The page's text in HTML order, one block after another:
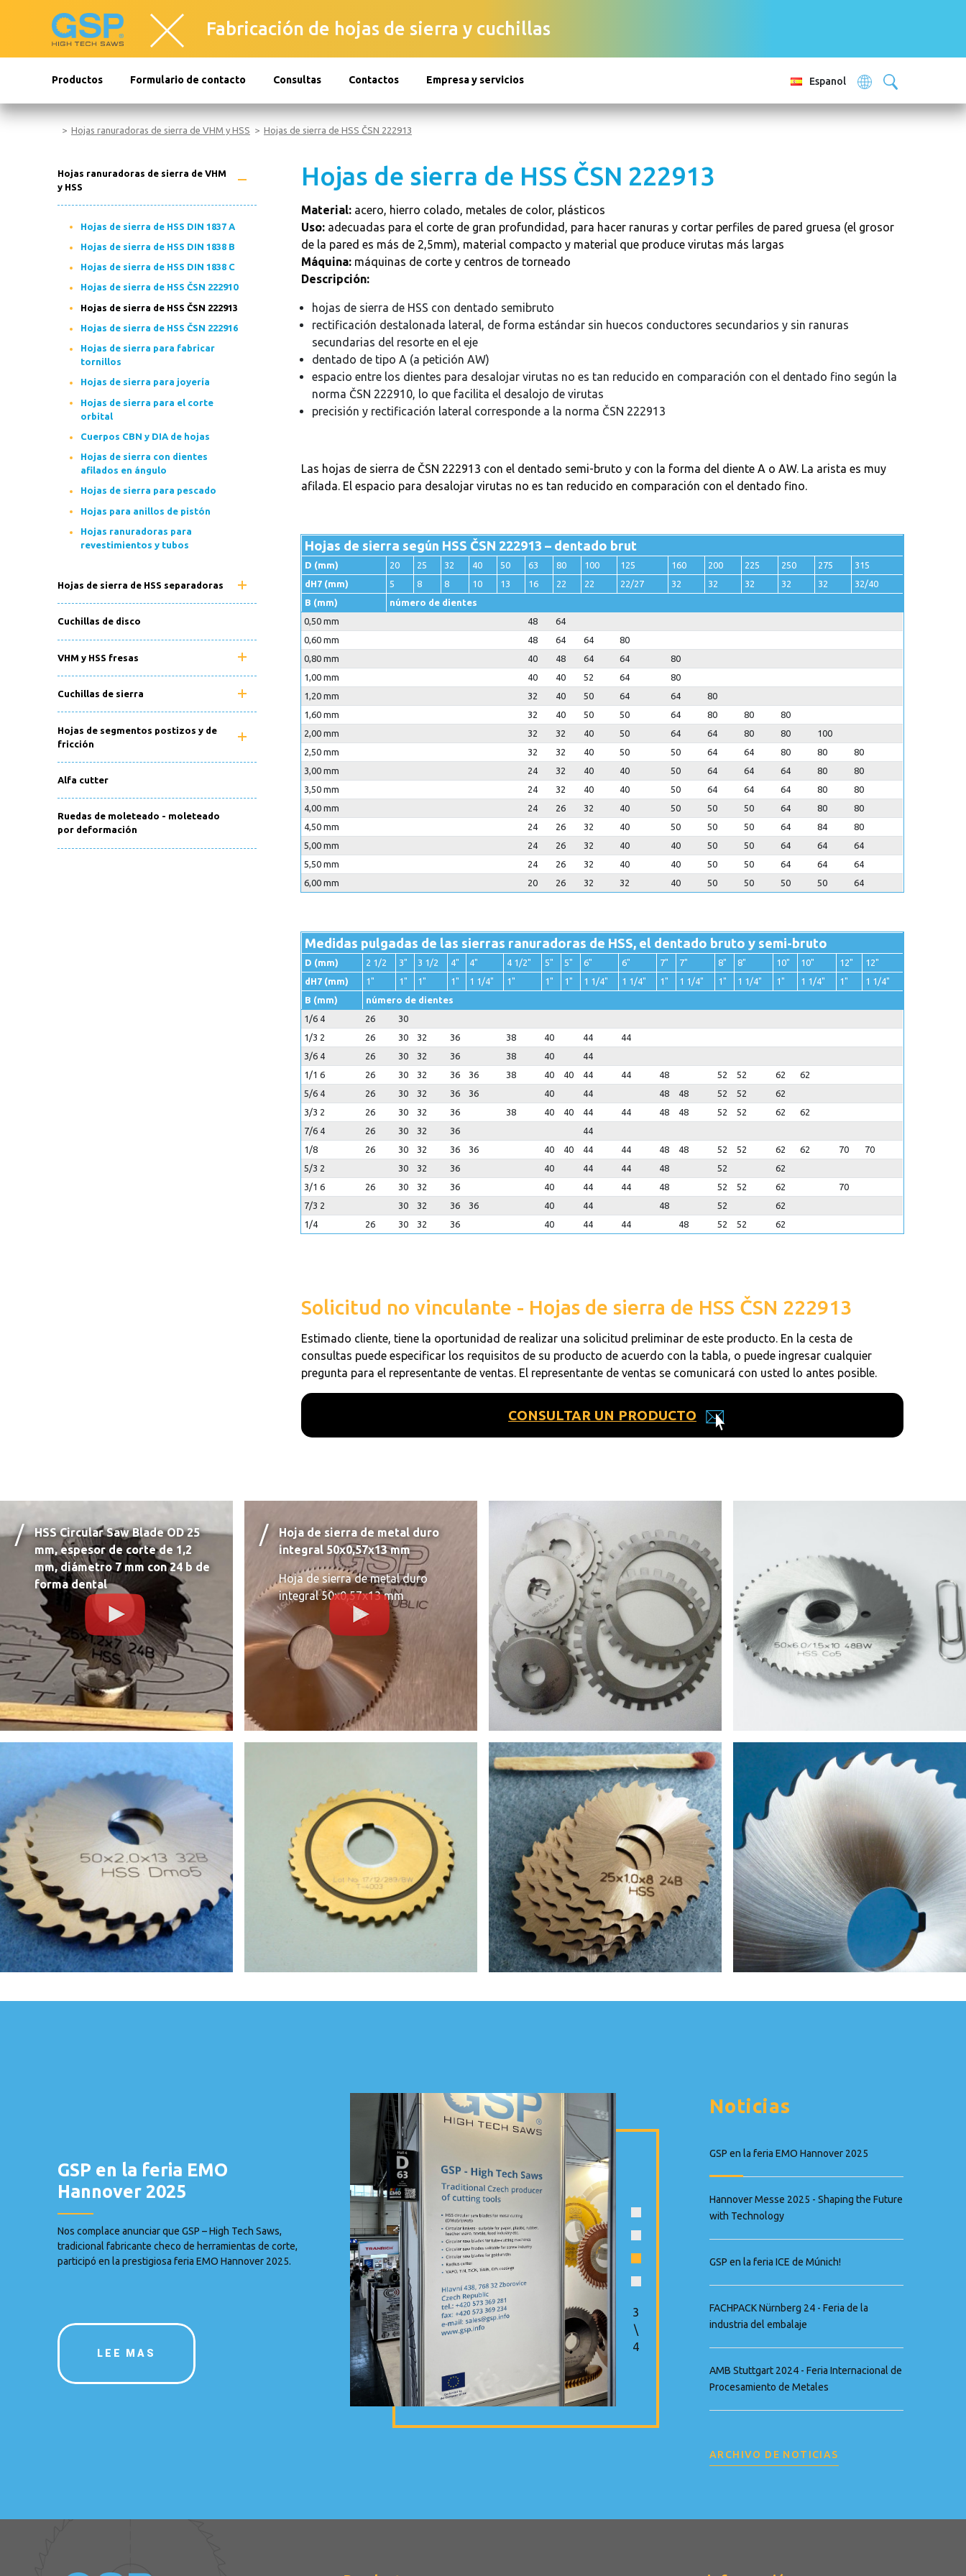
Fabricación de hojas de sierra y cuchillas
Productos Formulario de contacto Consultas Contactos Empresa y servicios Espanol
Hojas ranuradoras de sierra de VHM y HSS Hojas de sierra de HSS ČSN 222913
Hojas ranuradoras de sierra de VHM
y HSS
Hojas de sierra de HSS DIN 1837 A
Hojas de sierra de HSS DIN 1838 B
Hojas de sierra de HSS DIN 1838 C
Hojas de sierra de HSS ČSN 222910
Hojas de sierra de HSS ČSN 222913
Hojas de sierra de HSS ČSN 222916
Hojas de sierra para fabricar
tornillos
Hojas de sierra para joyería
Hojas de sierra para el corte
orbital
Cuerpos CBN y DIA de hojas
Hojas de sierra con dientes
afilados en ángulo
Hojas de sierra para pescado
Hojas para anillos de pistón
Hojas ranuradoras para
revestimientos y tubos
Hojas de sierra de HSS separadoras
Cuchillas de disco
VHM y HSS fresas
Cuchillas de sierra
Hojas de segmentos postizos y de
fricción
Alfa cutter
Ruedas de moleteado - moleteado
por deformación
Hojas de sierra de HSS ČSN 222913
Material: acero, hierro colado, metales de color, plásticos
Uso: adecuadas para el corte de gran profundidad, para hacer ranuras y cortar perfiles de pared gruesa (el grosor
de la pared es más de 2,5mm), material compacto y material que produce virutas más largas
Máquina: máquinas de corte y centros de torneado
Descripción:
hojas de sierra de HSS con dentado semibruto
rectificación destalonada lateral, de forma estándar sin huecos conductores secundarios y sin ranuras
secundarias del resorte en el eje
dentado de tipo A (a petición AW)
espacio entre los dientes para desalojar virutas no es tan reducido en comparación con el dentado fino según la
norma ČSN 222910, lo que facilita el desalojo de virutas
precisión y rectificación lateral corresponde a la norma ČSN 222913
Las hojas de sierra de ČSN 222913 con el dentado semi-bruto y con la forma del diente A o AW. La arista es muy
afilada. El espacio para desalojar virutas no es tan reducido en comparación con el dentado fino.
Hojas de sierra según HSS ČSN 222913 – dentado brut
D (mm) 20 25 32 40 50 63 80 100 125 160 200 225 250 275
315
dH7 (mm)
5 8 8 10 13 16 22 22 22/27 32 32 32 32 32
32/40
B (mm)
número de dientes
0,50 mm
48
64
0,60 mm
48 64 64
80
0,80 mm
40 48 64 64
80
1,00 mm
40 40 52 64
80
1,20 mm
32 40 50 64 64
80
1,60 mm
32 40 50 50 64 80 80
80
2,00 mm
32 32 40 50 64 64 80 80
100
2,50 mm
32 32 40 50 50 64 64 80 80
80
3,00 mm
24 32 40 40 50 64 64 64 80
80
3,50 mm
24 32 40 40 50 64 64 64 80
80
4,00 mm
24 26 32 40 50 50 50 64 80
80
4,50 mm
24 26 32 40 50 50 50 64 84
80
5,00 mm
24 26 32 40 40 50 50 64 64
64
5,50 mm
24 26 32 40 40 50 50 64 64
64
6,00 mm
20 26 32 32 40 50 50 50 50 64
Medidas pulgadas de las sierras ranuradoras de HSS, el dentado bruto y semi-bruto
D (mm) 2 1/2 3" 3 1/2 4" 4" 4 1/2" 5" 5" 6" 6" 7" 7" 8" 8" 10" 10" 12"
12"
dH7 (mm)
1" 1" 1" 1" 1 1/4" 1" 1" 1" 1 1/4" 1 1/4" 1" 1 1/4" 1" 1 1/4" 1" 1 1/4" 1"
1 1/4"
B (mm)
número de dientes
1/6 4
26
30
1/3 2
26 30 32 36 38 40 44
44
3/6 4
26 30 32 36 38 40
44
1/1 6
26 30 32 36 36 38 40 40 44 44 48 52 52 62
62
5/6 4
26 30 32 36 36 40 44 48 48 52 52
62
3/3 2
26 30 32 36 38 40 40 44 44 48 48 52 52 62
62
7/6 4
26 30 32 36
44
1/8
26 30 32 36 36 40 40 44 44 48 48 52 52 62 62 70
70
5/3 2
30 32 36 40 44 44 48 52
62
3/1 6
26 30 32 36 40 44 44 48 52 52 62
70
7/3 2
30 32 36 36 40 44 48 52
62
1/4
26 30 32 36 40 44 44 48 52 52 62
Solicitud no vinculante - Hojas de sierra de HSS ČSN 222913
Estimado cliente, tiene la oportunidad de realizar una solicitud preliminar de este producto. En la cesta de
consultas puede especificar los requisitos de su producto de acuerdo con la tabla, o puede ingresar cualquier
pregunta para el representante de ventas. El representante de ventas se comunicará con usted lo antes posible.
CONSULTAR UN PRODUCTO
HSS Circular Saw Blade OD 25
mm, espesor de corte de 1,2
mm, diámetro 7 mm con 24 b de
forma dental
Hoja de sierra de metal duro
integral 50x0,57x13 mm
Hoja de sierra de metal duro
integral 50x0,57x13 mm
Noticias
GSP en la feria EMO Hannover 2025
Hannover Messe 2025 - Shaping the Future
with Technology
GSP en la feria ICE de Múnich!
FACHPACK Nürnberg 24 - Feria de la
industria del embalaje
AMB Stuttgart 2024 - Feria Internacional de
Procesamiento de Metales
ARCHIVO DE NOTICIAS
GSP en la feria EMO
Hannover 2025
Nos complace anunciar que GSP – High Tech Saws,
tradicional fabricante checo de herramientas de corte,
participó en la prestigiosa feria EMO Hannover 2025.
LEE MAS
4
\
4